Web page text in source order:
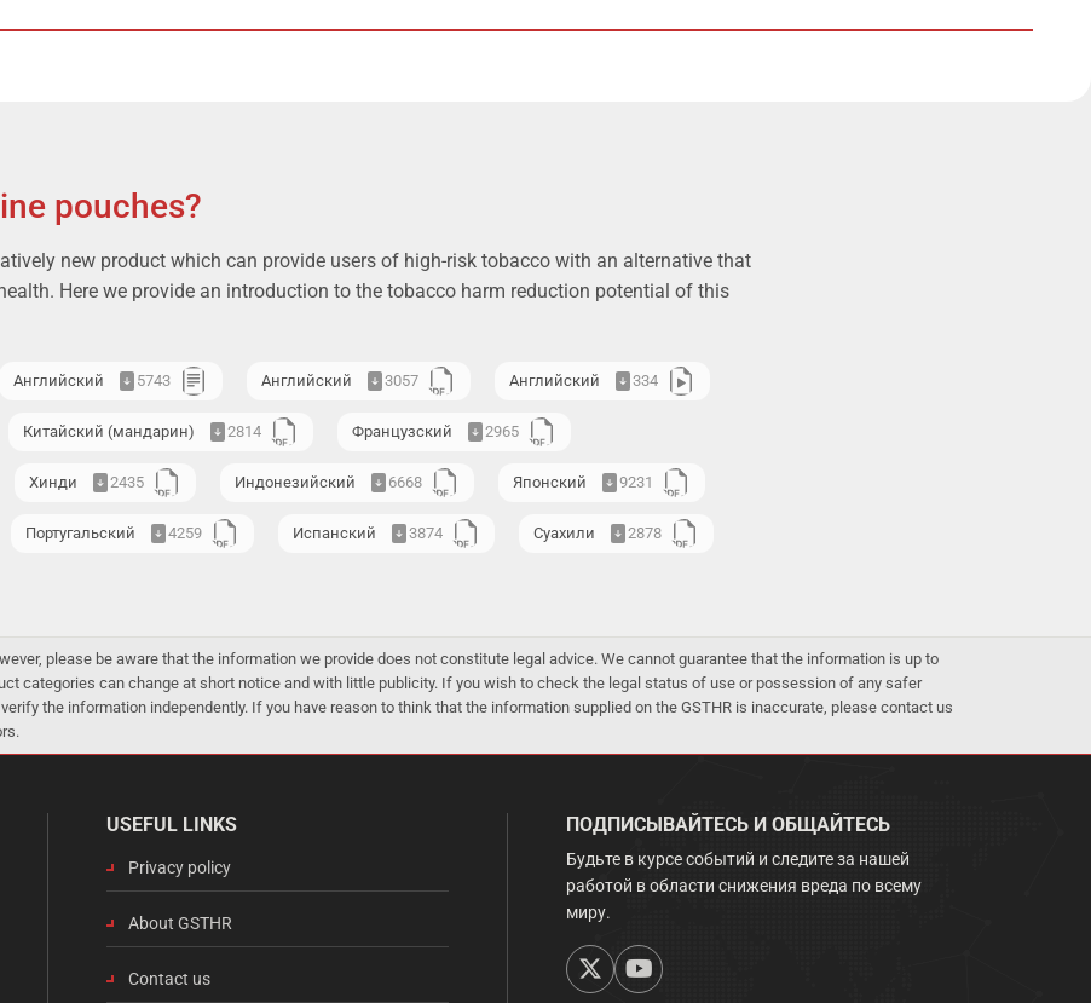
pouches?
new product which can provide users of high-risk tobacco with an alternative that
Here we provide an introduction to the tobacco harm reduction potential of this
Английский 5743 Английский 3057 Английский 334
Китайский (мандарин) 2814 Французский 2965
Хинди 2435 Индонезийский 6668 Японский 9231
Португальский 4259 Испанский 3874 Суахили 2878
please be aware that the information we provide does not constitute legal advice. We cannot guarantee that the information is up to
categories can change at short notice and with little publicity. If you wish to check the legal status of use or possession of any safer
the information independently. If you have reason to think that the information supplied on the GSTHR is inaccurate, please contact us
USEFUL LINKS
Privacy policy
About GSTHR
Contact us
ПОДПИСЫВАЙТЕСЬ И ОБЩАЙТЕСЬ
Будьте в курсе событий и следите за нашей
работой в области снижения вреда по всему
миру.